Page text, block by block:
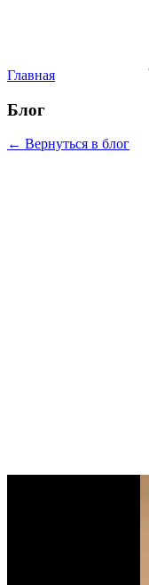
Главная
Блог
← Вернуться в блог